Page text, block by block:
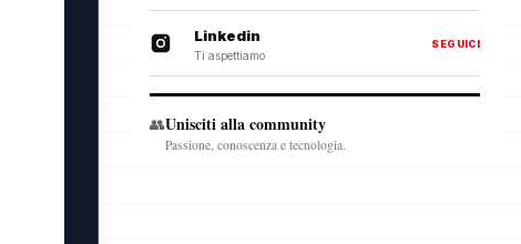
Linkedin
Ti aspettiamo
SEGUICI
👥Unisciti alla community
Passione, conoscenza e tecnologia.